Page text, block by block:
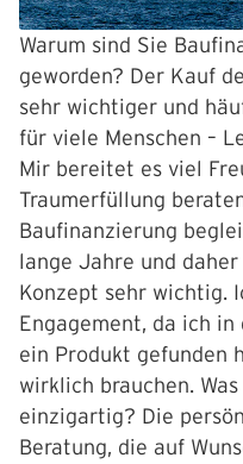
Warum sind Sie
geworden? Der Kauf
sehr wichtiger und
für viele Menschen –
Mir bereitet es viel
Traumerfüllung
Baufinanzierung
lange Jahre und
Konzept sehr wichtig.
Engagement, da ich
ein Produkt gefunden
wirklich brauchen.
einzigartig? Die
Beratung, die auf